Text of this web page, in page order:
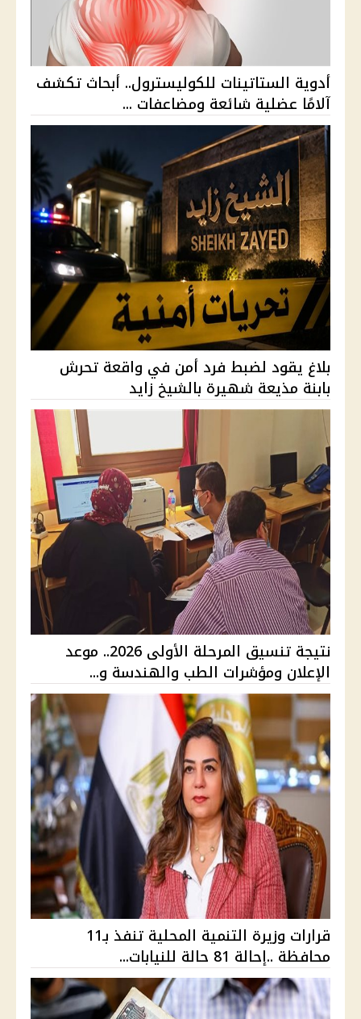
أدوية الستاتينات للكوليسترول.. أبحاث تكشف
آلامًا عضلية شائعة ومضاعفات ...
بلاغ يقود لضبط فرد أمن في واقعة تحرش
بابنة مذيعة شهيرة بالشيخ زايد
نتيجة تنسيق المرحلة الأولى 2026.. موعد
الإعلان ومؤشرات الطب والهندسة و...
قرارات وزيرة التنمية المحلية تنفذ بـ11
محافظة ..إحالة 81 حالة للنيابات...